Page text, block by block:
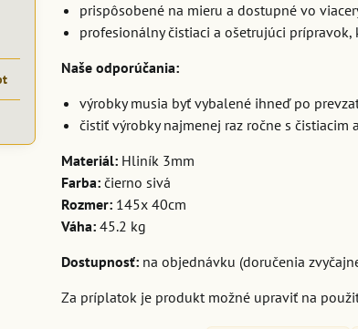
prispôsobené na mieru a dostupné vo
profesionálny čistiaci a ošetrujúci prípravok,
Naše odporúčania:
výrobky musia byť vybalené ihneď po
čistiť výrobky najmenej raz ročne s
Materiál: Hliník 3mm
Farba: čierno sivá
Rozmer: 145x 40cm
Váha: 45.2 kg
Dostupnosť: na objednávku (doručenia
Za príplatok je produkt možné upraviť na